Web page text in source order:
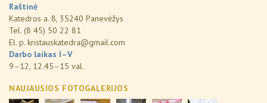
Raštinė
Katedros a. 8, 35240 Panevėžys
Tel. (8 45) 50 22 81
El. p. kristauskatedra@gmail.com
Darbo laikas I–V
9–12, 12.45–15 val.
NAUJAUSIOS FOTOGALERIJOS